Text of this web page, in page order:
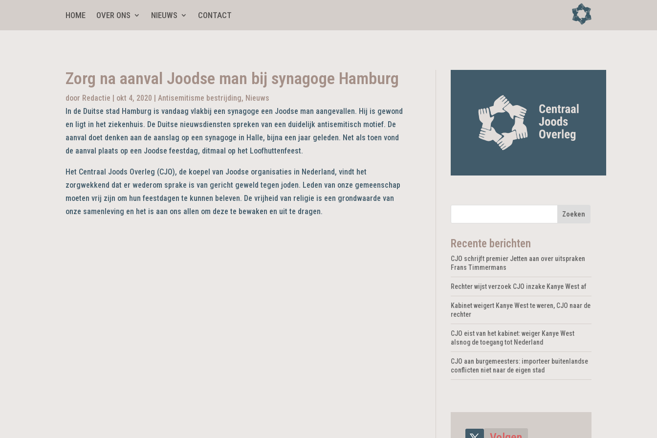
HOME OVER ONS NIEUWS CONTACT
Zorg na aanval Joodse man bij synagoge Hamburg
door Redactie | okt 4, 2020 |Antisemitisme bestrijding, Nieuws
In de Duitse stad Hamburg is vandaag vlakbij een synagoge een Joodse man aangevallen. Hij is gewond
en ligt in het ziekenhuis. De Duitse nieuwsdiensten spreken van een duidelijk antisemitisch motief. De
aanval doet denken aan de aanslag op een synagoge in Halle, bijna een jaar geleden. Net als toen vond
de aanval plaats op een Joodse feestdag, ditmaal op het Loofhuttenfeest.
Het Centraal Joods Overleg (CJO), de koepel van Joodse organisaties in Nederland, vindt het
zorgwekkend dat er wederom sprake is van gericht geweld tegen joden. Leden van onze gemeenschap
moeten vrij zijn om hun feestdagen te kunnen beleven. De vrijheid van religie is een grondwaarde van
onze samenleving en het is aan ons allen om deze te bewaken en uit te dragen.
Recente berichten
CJO schrijft premier Jetten aan over uitspraken
Frans Timmermans
Rechter wijst verzoek CJO inzake Kanye West af
Kabinet weigert Kanye West te weren, CJO naar de
rechter
CJO eist van het kabinet: weiger Kanye West
alsnog de toegang tot Nederland
CJO aan burgemeesters: importeer buitenlandse
conflicten niet naar de eigen stad